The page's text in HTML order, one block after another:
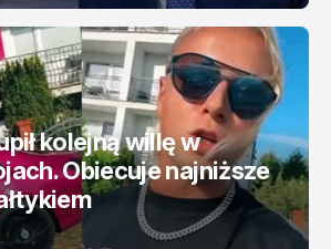
kolejną willę w
Obiecuje najniższe